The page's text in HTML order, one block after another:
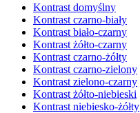
Kontrast domyślny
Kontrast czarno-biały
Kontrast biało-czarny
Kontrast żółto-czarny
Kontrast czarno-żółty
Kontrast czarno-zielony
Kontrast zielono-czarny
Kontrast żółto-niebieski
Kontrast niebiesko-żółty